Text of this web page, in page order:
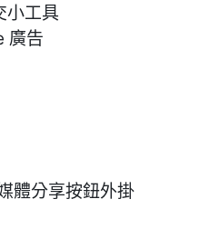
小工具
廣告
體分享按鈕外掛